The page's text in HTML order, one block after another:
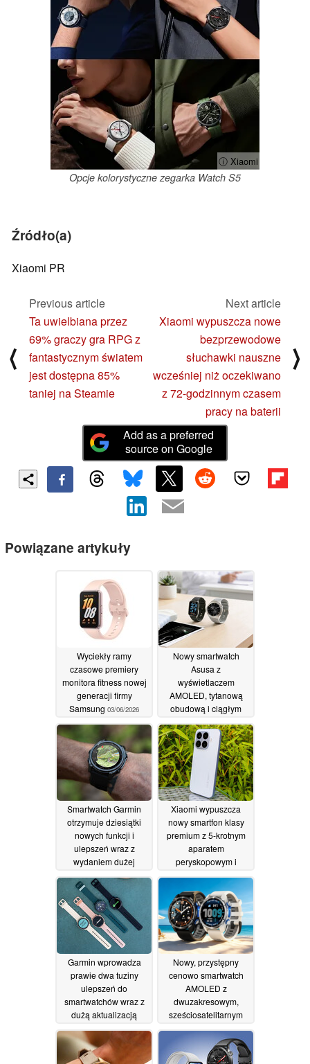
ⓘ Xiaomi
Opcje kolorystyczne zegarka Watch S5
Źródło(a)
Xiaomi PR
⟨
Previous article
Ta uwielbiana przez
69% graczy gra RPG z
fantastycznym światem
jest dostępna 85%
taniej na Steamie
Next article
Xiaomi wypuszcza nowe
bezprzewodowe
słuchawki nauszne
wcześniej niż oczekiwano
z 72-godzinnym czasem
pracy na baterii
⟩
Add as a preferred
source on Google
Powiązane artykuły
Wyciekły ramy
czasowe premiery
monitora fitness nowej
generacji firmy
Samsung 03/06/2026
Nowy smartwatch
Asusa z
wyświetlaczem
AMOLED, tytanową
obudową i ciągłym
monitorowaniem stanu
zdrowia zostanie
wprowadzony na rynek
globalny
03/06/2026
Smartwatch Garmin
otrzymuje dziesiątki
nowych funkcji i
ulepszeń wraz z
wydaniem dużej
aktualizacji02/06/2026
Xiaomi wypuszcza
nowy smartfon klasy
premium z 5-krotnym
aparatem
peryskopowym i
baterią 6 500 mAh
28/05/2026
Garmin wprowadza
prawie dwa tuziny
ulepszeń do
smartwatchów wraz z
dużą aktualizacją
28/05/2026
Nowy, przystępny
cenowo smartwatch
AMOLED z
dwuzakresowym,
sześciosatelitarnym
GPS i bezpłatnym
paskiem ze stali
nierdzewnej27/05/2026